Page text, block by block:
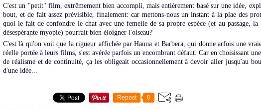
C'est un "petit" film, extrêmement bien accompli, mais entièrement basé sur une idée,
bout, et de fait assez prévisible, finalement: car mettons-nous un instant à la plae des
quoi le fait de confondre le chat avec une femelle de sa propre espèce (et au passage, la
désespérante myopie) pourrait bien éloigner l'oiseau?
C'est là qu'on voit que la rigueur affichée par Hanna et Barbera, qui donne arfois une
réelle portée à leurs films, s'est avérée parfois un encombrant défaut. Car en choisissant
de réalisme et de continuité, ça les obligeait occasionnellement à devoir aller jusqu'au
d'une idée...
Repost 0